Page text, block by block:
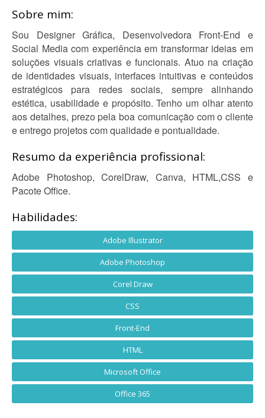
Sobre mim:
Sou Designer Gráfica, Desenvolvedora Front-End e
Social Media com experiência em transformar ideias em
soluções visuais criativas e funcionais. Atuo na criação
de identidades visuais, interfaces intuitivas e conteúdos
estratégicos para redes sociais, sempre alinhando
estética, usabilidade e propósito. Tenho um olhar atento
aos detalhes, prezo pela boa comunicação com o cliente
e entrego projetos com qualidade e pontualidade.
Resumo da experiência profissional:
Adobe Photoshop, CorelDraw, Canva, HTML,CSS e
Pacote Office.
Habilidades:
Adobe Illustrator
Adobe Photoshop
Corel Draw
CSS
Front-End
HTML
Microsoft Office
Office 365